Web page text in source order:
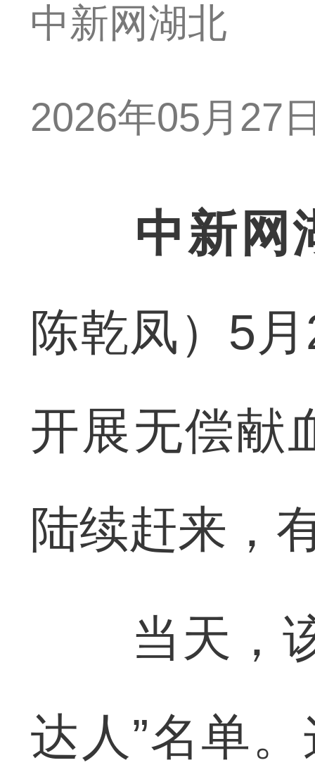
中新网湖北
2026年05月27
中新网
陈乾凤）5
开展无偿献
陆续赶来，
当天，该
达人”名单